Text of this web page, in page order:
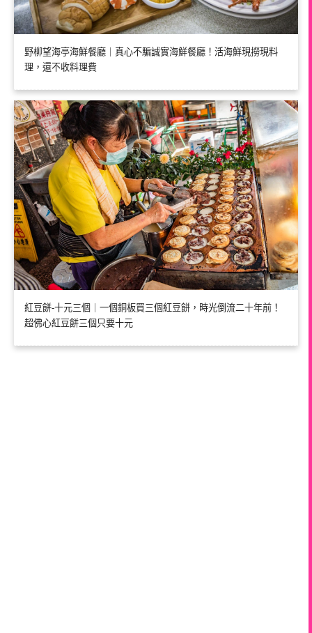
野柳望海亭海鮮餐廳｜真心不騙誠實海鮮餐廳！活海鮮現撈現料
理，還不收料理費
紅豆餅-十元三個｜一個銅板買三個紅豆餅，時光倒流二十年前！
超佛心紅豆餅三個只要十元